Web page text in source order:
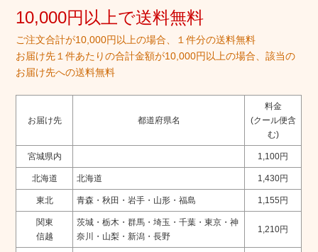
10,000円以上で送料無料
ご注文合計が10,000円以上の場合、１件分の送料無料
お届け先１件あたりの合計金額が10,000円以上の場合、該当の
お届け先への送料無料
お届け先 都道府県名
料金
(クール便含
む)
宮城県内 1,100円
北海道 北海道 1,430円
東北 青森・秋田・岩手・山形・福島 1,155円
関東
信越
茨城・栃木・群馬・埼玉・千葉・東京・神
奈川・山梨・新潟・長野
1,210円